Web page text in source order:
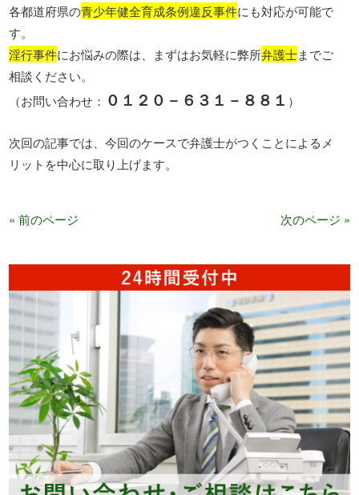
各都道府県の青少年健全育成条例違反事件にも対応が可能で
す。
淫行事件にお悩みの際は、まずはお気軽に弊所弁護士までご
相談ください。
（お問い合わせ： ０１２０－６３１－８８１ ）
次回の記事では、今回のケースで弁護士がつくことによるメ
リットを中心に取り上げます。
« 前のページ 次のページ »